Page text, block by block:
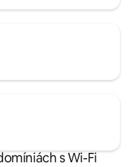
s Wi-Fi